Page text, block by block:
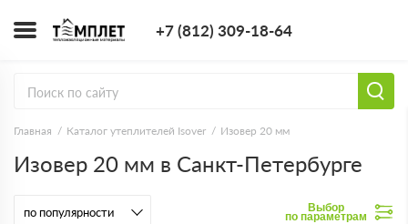
+7 (812) 309-18-64
Главная Каталог утеплителей Isover Изовер 20 мм
Изовер 20 мм в Санкт-Петербурге
Выбор
по параметрам